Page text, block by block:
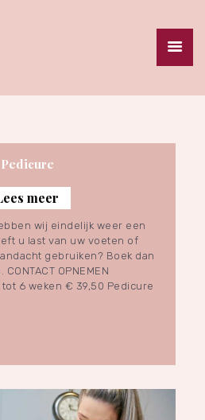
WEIGHT
Pedicure
meer
wij eindelijk weer een
u last van uw voeten of
gebruiken? Boek dan
OPNEMEN
tot 6 weken € 39,50 Pedicure